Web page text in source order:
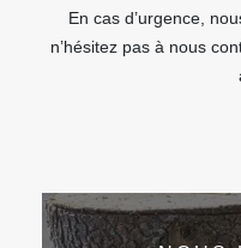
En cas d’urgence,
n’hésitez pas à nous